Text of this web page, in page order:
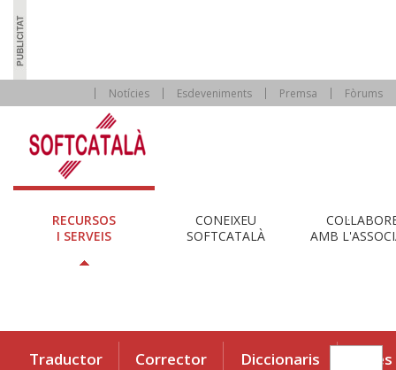
Notícies Esdeveniments Premsa Fòrums
RECURSOS
I SERVEIS
CONEIXEU
SOFTCATALÀ
AMB
Traductor Corrector Diccionaris Eines